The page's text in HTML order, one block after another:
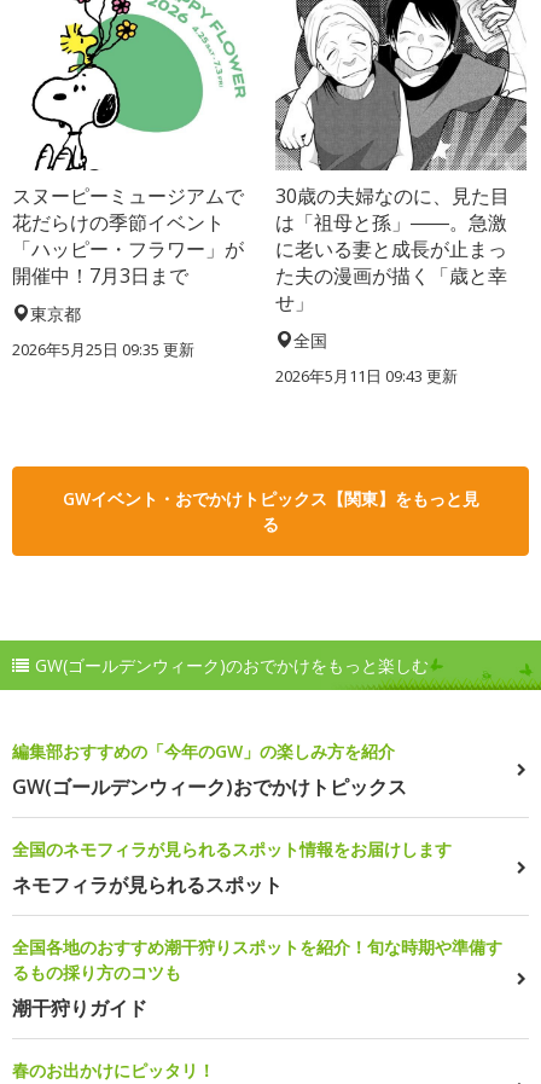
スヌーピーミュージアムで
花だらけの季節イベント
「ハッピー・フラワー」が
開催中！7月3日まで
東京都
2026年5月25日 09:35 更新
30歳の夫婦なのに、見た目
は「祖母と孫」――。急激
に老いる妻と成長が止まっ
た夫の漫画が描く「歳と幸
せ」
全国
2026年5月11日 09:43 更新
GWイベント・おでかけトピックス【関東】をもっと見
る
GW(ゴールデンウィーク)のおでかけをもっと楽しむ
編集部おすすめの「今年のGW」の楽しみ方を紹介
GW(ゴールデンウィーク)おでかけトピックス
全国のネモフィラが見られるスポット情報をお届けします
ネモフィラが見られるスポット
全国各地のおすすめ潮干狩りスポットを紹介！旬な時期や準備す
るもの採り方のコツも
潮干狩りガイド
春のお出かけにピッタリ！